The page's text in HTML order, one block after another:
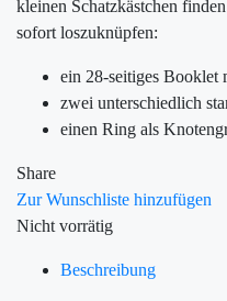
kleinen Schatzkästchen
sofort loszuknüpfen:
ein 28-seitiges Booklet
zwei unterschiedlich
einen Ring als
Share
Zur Wunschliste hinzufügen
Nicht vorrätig
Beschreibung